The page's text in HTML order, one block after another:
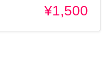
¥1,500